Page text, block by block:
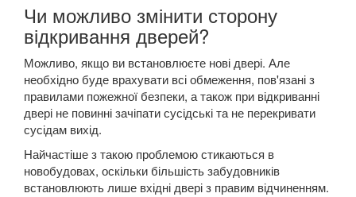
Чи можливо змінити сторону
відкривання дверей?
Можливо, якщо ви встановлюєте нові двері. Але
необхідно буде врахувати всі обмеження, пов'язані з
правилами пожежної безпеки, а також при відкриванні
двері не повинні зачіпати сусідські та не перекривати
сусідам вихід.
Найчастіше з такою проблемою стикаються в
новобудовах, оскільки більшість забудовників
встановлюють лише вхідні двері з правим відчиненням.